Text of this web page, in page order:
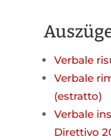
Verbale
Verbale
(estratto)
Verbale
Direttivo